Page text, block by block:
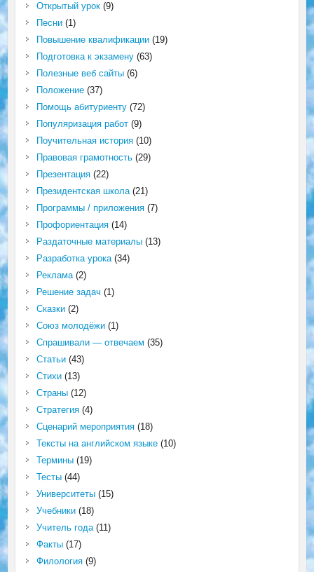
Открытый урок(9)
Песни(1)
Повышение квалификации(19)
Подготовка к экзамену(63)
Полезные веб сайты(6)
Положение(37)
Помощь абитуриенту(72)
Популяризация работ(9)
Поучительная история(10)
Правовая грамотность(29)
Презентация(22)
Президентская школа(21)
Программы / приложения(7)
Профориентация(14)
Раздаточные материалы(13)
Разработка урока(34)
Реклама(2)
Решение задач (1)
Сказки(2)
Союз молодёжи(1)
Спрашивали — отвечаем (35)
Статьи(43)
Стихи(13)
Страны(12)
Стратегия(4)
Сценарий мероприятия(18)
Тексты на английском языке(10)
Термины(19)
Тесты(44)
Университеты(15)
Учебники(18)
Учитель года(11)
Факты(17)
Филология(9)